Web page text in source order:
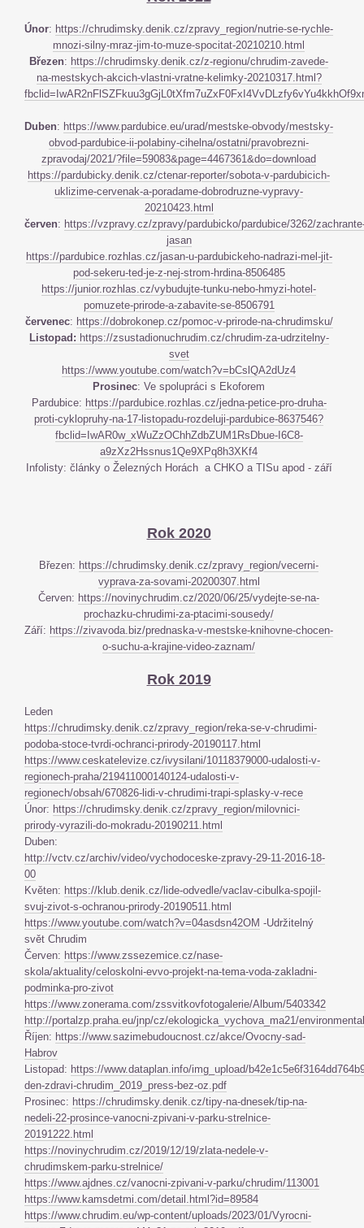
Únor: https://chrudimsky.denik.cz/zpravy_region/nutrie-se-rychle-
mnozi-silny-mraz-jim-to-muze-spocitat-20210210.html
Březen: https://chrudimsky.denik.cz/z-regionu/chrudim-zavede-
na-mestskych-akcich-vlastni-vratne-kelimky-20210317.html?
Duben: https://www.pardubice.eu/urad/mestske-obvody/mestsky-
obvod-pardubice-ii-polabiny-cihelna/ostatni/pravobrezni-
zpravodaj/2021/?file=59083&page=4467361&do=download
https://pardubicky.denik.cz/ctenar-reporter/sobota-v-pardubicich-
uklizime-cervenak-a-poradame-dobrodruzne-vypravy-
20210423.html
červen: https://vzpravy.cz/zpravy/pardubicko/pardubice/3262/
jasan
https://pardubice.rozhlas.cz/jasan-u-pardubickeho-nadrazi-mel-jit-
pod-sekeru-ted-je-z-nej-strom-hrdina-8506485
https://junior.rozhlas.cz/vybudujte-tunku-nebo-hmyzi-hotel-
pomuzete-prirode-a-zabavite-se-8506791
červenec: https://dobrokonep.cz/pomoc-v-prirode-na-chrudimsku/
Listopad: https://zsustadionuchrudim.cz/chrudim-za-udrzitelny-
svet
https://www.youtube.com/watch?v=bCslQA2dUz4
Prosinec: Ve spolupráci s Ekoforem
Pardubice: https://pardubice.rozhlas.cz/jedna-petice-pro-druha-
proti-cyklopruhy-na-17-listopadu-rozdeluji-pardubice-8637546?
fbclid=IwAR0w_xWuZzOChhZdbZUM1RsDbue-I6C8-
a9zXz2Hssnus1Qe9XPq8h3XKf4
Infolisty: články o Železných Horách a CHKO a TISu apod - září
Rok 2020
Březen: https://chrudimsky.denik.cz/zpravy_region/vecerni-
vyprava-za-sovami-20200307.html
Červen: https://novinychrudim.cz/2020/06/25/vydejte-se-na-
prochazku-chrudimi-za-ptacimi-sousedy/
Září: https://zivavoda.biz/prednaska-v-mestske-knihovne-chocen-
o-suchu-a-krajine-video-zaznam/
Rok 2019
Leden
https://chrudimsky.denik.cz/zpravy_region/reka-se-v-chrudimi-
podoba-stoce-tvrdi-ochranci-prirody-20190117.html
https://www.ceskatelevize.cz/ivysilani/10118379000-udalosti-v-
regionech-praha/219411000140124-udalosti-v-
regionech/obsah/670826-lidi-v-chrudimi-trapi-splasky-v-rece
Únor: https://chrudimsky.denik.cz/zpravy_region/milovnici-
prirody-vyrazili-do-mokradu-20190211.html
Duben:
http://vctv.cz/archiv/video/vychodoceske-zpravy-29-11-2016-18-
00
Květen: https://klub.denik.cz/lide-odvedle/vaclav-cibulka-spojil-
svuj-zivot-s-ochranou-prirody-20190511.html
https://www.youtube.com/watch?v=04asdsn42OM -Udržitelný
svět Chrudim
Červen: https://www.zssezemice.cz/nase-
skola/aktuality/celoskolni-evvo-projekt-na-tema-voda-zakladni-
podminka-pro-zivot
https://www.zonerama.com/zssvitkovfotogalerie/Album/5403342
http://portalzp.praha.eu/jnp/cz/ekologicka_vychova_ma21/
Říjen: https://www.sazimebudoucnost.cz/akce/Ovocny-sad-
Habrov
Listopad: https://www.dataplan.info/img_upload/
den-zdravi-chrudim_2019_press-bez-oz.pdf
Prosinec: https://chrudimsky.denik.cz/tipy-na-dnesek/tip-na-
nedeli-22-prosince-vanocni-zpivani-v-parku-strelnice-
20191222.html
https://novinychrudim.cz/2019/12/19/zlata-nedele-v-
chrudimskem-parku-strelnice/
https://www.ajdnes.cz/vanocni-zpivani-v-parku/chrudim/113001
https://www.kamsdetmi.com/detail.html?id=89584
https://www.chrudim.eu/wp-content/uploads/2023/01/Vyrocni-